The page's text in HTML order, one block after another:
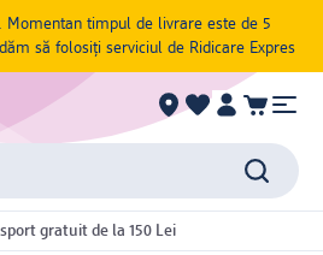
Momentan timpul de livrare este de 5
să folosiți serviciul de Ridicare Expres
gratuit de la 150 Lei